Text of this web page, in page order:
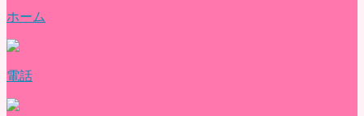
料金表
ご利用の流れ
ホーム
電話